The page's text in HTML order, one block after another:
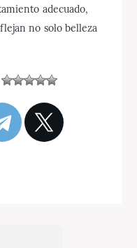
adecuado,
no solo belleza